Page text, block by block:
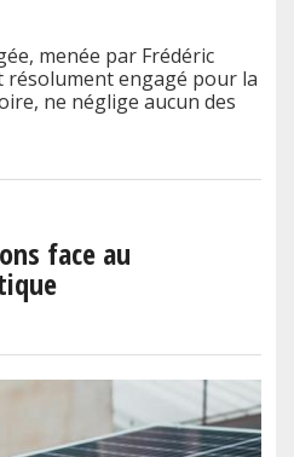
menée par Frédéric
résolument engagé pour la
ne néglige aucun des
face au